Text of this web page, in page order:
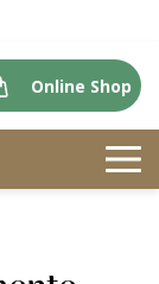
Online Shop